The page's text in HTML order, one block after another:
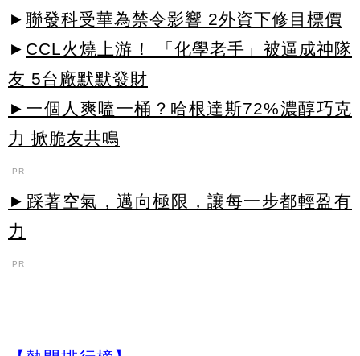
► 聯發科受華為禁令影響 2外資下修目標價
► CCL火燒上游！ 「化學老手」被逼成神隊
友 5台廠默默發財
►一個人爽嗑一桶？哈根達斯72%濃醇巧克
力 掀脆友共鳴
PR
►踩著空氣，邁向極限，讓每一步都輕盈有
力
PR